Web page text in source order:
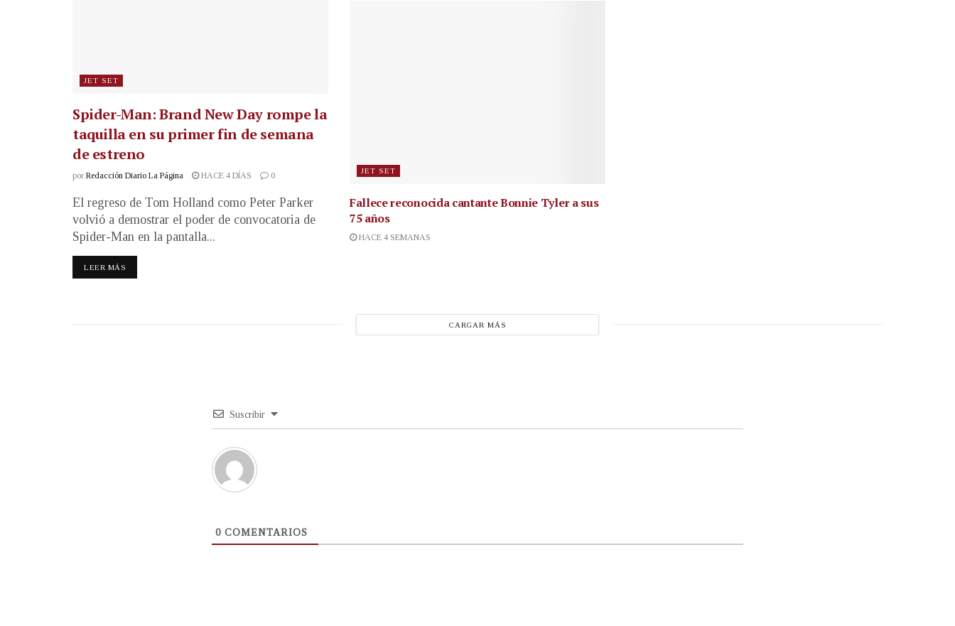
JET SET
Spider-Man: Brand New Day rompe la
taquilla en su primer fin de semana
de estreno
por Redacción Diario La Página HACE 4 DÍAS 0
El regreso de Tom Holland como Peter Parker
volvió a demostrar el poder de convocatoria de
Spider-Man en la pantalla...
LEER MÁS
JET SET
Fallece reconocida cantanteBonnie Tyler a sus
75 años
HACE 4 SEMANAS
CARGAR MÁS
Suscribir
0 COMENTARIOS